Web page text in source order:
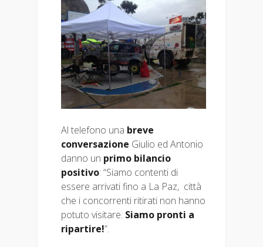
Al telefono una breve
conversazione Giulio ed Antonio
danno un primo bilancio
positivo: “Siamo contenti di
essere arrivati fino a La Paz, città
che i concorrenti ritirati non hanno
potuto visitare. Siamo pronti a
ripartire!”.